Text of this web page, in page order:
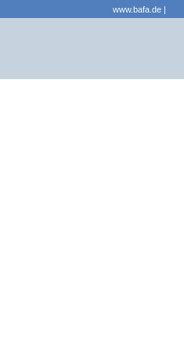
www.bafa.de |